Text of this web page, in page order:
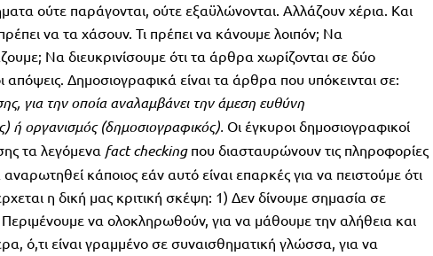
ούτε παράγονται, ούτε εξαϋλώνονται. Αλλάζουν χέρια. Και
να τα χάσουν. Τι πρέπει να κάνουμε λοιπόν; Να
Να διευκρινίσουμε ότι τα άρθρα χωρίζονται σε δύο
απόψεις. Δημοσιογραφικά είναι τα άρθρα που υπόκεινται σε:
για την οποία αναλαμβάνει την άμεση ευθύνη
ή οργανισμός (δημοσιογραφικός). Οι έγκυροι δημοσιογραφικοί
τα λεγόμενα fact checking που διασταυρώνουν τις πληροφορίες
κάποιος εάν αυτό είναι επαρκές για να πειστούμε ότι
η δική μας κριτική σκέψη: 1) Δεν δίνουμε σημασία σε
Περιμένουμε να ολοκληρωθούν, για να μάθουμε την αλήθεια και
ό,τι είναι γραμμένο σε συναισθηματική γλώσσα, για να